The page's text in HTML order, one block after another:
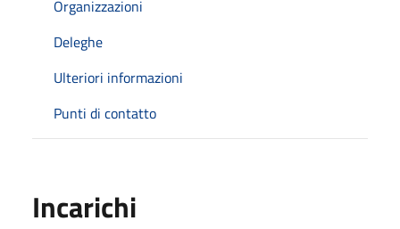
Organizzazioni
Deleghe
Ulteriori informazioni
Punti di contatto
Incarichi